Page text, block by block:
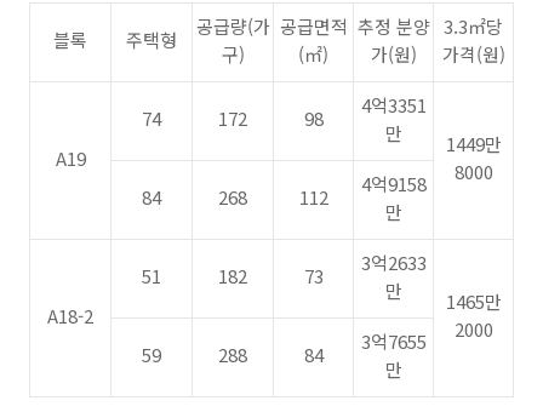
블록 주택형
공급량(가
구)
공급면적
(㎡)
추정 분양
가(원)
3.3㎡당
가격(원)
A19
74 172 98
4억3351
만
1449만
8000
84
268 112
4억9158
만
A18-2
51 182 73
3억2633
만
1465만
2000
59
288 84
3억7655
만